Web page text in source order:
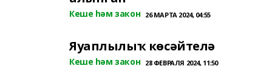
Кеше һәм закон 26 МАРТА 2024, 04:55
Яуаплылыҡ көсәйтелә
Кеше һәм закон 28 ФЕВРАЛЯ 2024, 11:50